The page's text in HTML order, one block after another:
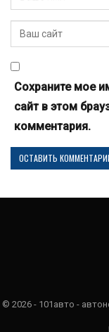
Сохраните мое
сайт в этом
комментария.
© 2026 - 101авто -